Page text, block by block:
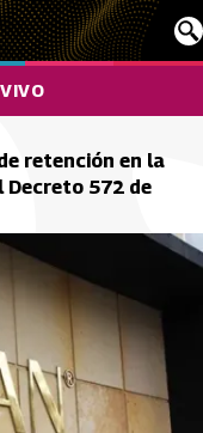
retención en la
572 de